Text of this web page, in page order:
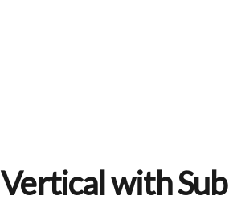
Vertical with